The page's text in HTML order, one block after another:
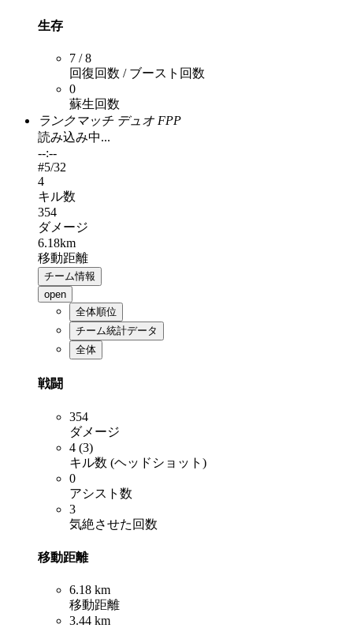
生存
7 / 8
回復回数 / ブースト回数
0
蘇生回数
ランクマッチ デュオ FPP
読み込み中...
--:--
#5/32
4
キル数
354
ダメージ
6.18km
移動距離
チーム情報
open
全体順位
チーム統計データ
全体
戦闘
354
ダメージ
4 (3)
キル数 (ヘッドショット)
0
アシスト数
3
気絶させた回数
移動距離
6.18 km
移動距離
3.44 km